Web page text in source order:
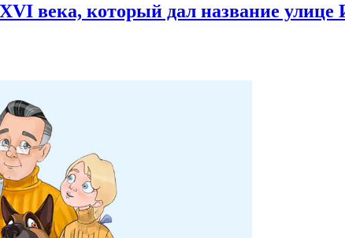
века, который дал название улице